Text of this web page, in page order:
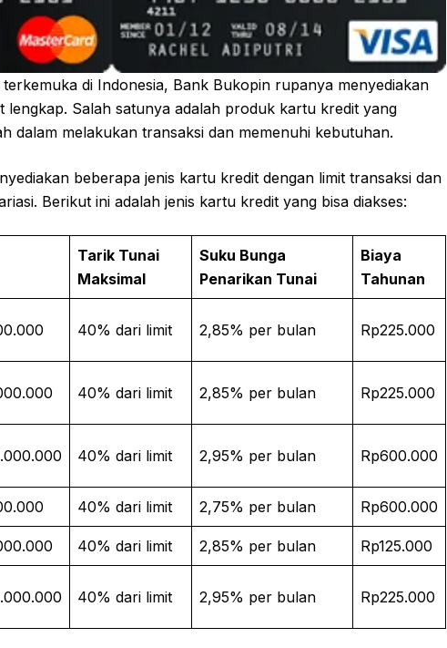
di Indonesia, Bank Bukopin rupanya menyediakan
lengkap. Salah satunya adalah produk kartu kredit yang
dalam melakukan transaksi dan memenuhi kebutuhan.
beberapa jenis kartu kredit dengan limit transaksi dan
Berikut ini adalah jenis kartu kredit yang bisa diakses:
Tarik Tunai
Maksimal
Suku Bunga
Penarikan Tunai
Biaya
Tahunan
40% dari limit 2,85% per bulan Rp225.000
40% dari limit 2,85% per bulan Rp225.000
40% dari limit 2,95% per bulan Rp600.000
40% dari limit 2,75% per bulan Rp600.000
40% dari limit 2,85% per bulan Rp125.000
40% dari limit 2,95% per bulan Rp225.000